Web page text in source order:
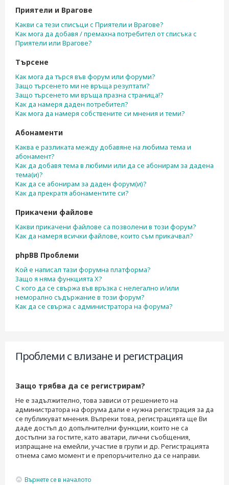
Приятели и Врагове
Какви са тези списъци с Приятели и Врагове?
Как мога да добавя / премахна потребител от списъка с
Приятели или Врагове?
Търсене
Как мога да търся във форум или форуми?
Защо търсенето ми не връща резултати?
Защо търсенето ми връща празна страница!?
Как да намеря даден потребител?
Как мога да намеря собствените си мнения и теми?
Абонаменти
Каква е разликата между добавяне на любима тема и
абонамент?
Как да добавя тема в любими или да се абонирам за дадена
тема(и)?
Как да се абонирам за даден форум(и)?
Как да прекратя абонаментите си?
Прикачени файлове
Какви прикачени файлове са позволени в този форум?
Как да намеря всички файлове, които съм прикачвал?
phpBB Проблеми
Кой е написал тази форумна платформа?
Защо я няма функцията X?
С кого да се свържа във връзка с нелегално и/или
неморално съдържание в този форум?
Как да се свържа с администратора на форума?
Проблеми с влизане и регистрация
Защо трябва да се регистрирам?
Не е задължително, това зависи от решението на
администратора на форума дали е нужна регистрация за да
се публикуват мнения. Въпреки това, регистрацията ще Ви
даде достъп до допълнителни функции, които не са
достъпни за гостите, като аватари, лични съобщения,
изпращане на емейли, участие в групи и др. Регистрацията
отнема само момент и е препоръчително да се направи.
Върнете се в началото